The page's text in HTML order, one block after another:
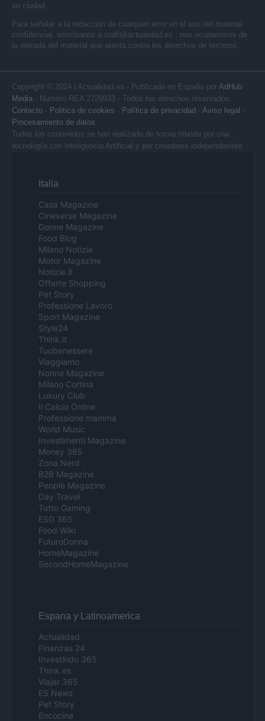
su ciudad.
Para señalar a la redacción de cualquier error en el uso del material
confidencial, escríbanos a staff@actualidad.es : nos ocuparemos de
la retirada del material que atenta contra los derechos de terceros.
Copyright © 2024 | Actualidad.es - Publicado en España por AdHub
Media - Numero REA 2729933 - Todos los derechos reservados.
Contacto - Politica de cookies - Política de privacidad - Aviso legal -
Procesamiento de datos
Todos los contenidos se han realizado de forma híbrida por una
tecnología con Inteligencia Artificial y por creadores independientes
Italia
Casa Magazine
Cineverse Magazine
Donne Magazine
Food Blog
Milano Notizie
Motor Magazine
Notizie.it
Offerte Shopping
Pet Story
Professione Lavoro
Sport Magazine
Style24
Think.it
Tuobenessere
Viaggiamo
Nonne Magazine
Milano Cortina
Luxury Club
Il Calcio Online
Professione mamma
World Music
Investimenti Magazine
Money 365
Zona Nerd
B2B Magazine
People Magazine
Day Travel
Tutto Gaming
ESG 365
Food Wiki
FuturoDonna
HomeMagazine
SecondHomeMagazine
Espana y Latinoamerica
Actualidad
Finanzas 24
Investindo 365
Think.es
Viajar 365
ES Newz
Pet Story
Encocina